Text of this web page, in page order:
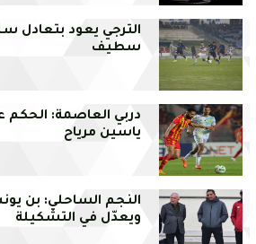
الترجي يعود بتعادل
سطيف
دربي العاصمة: الحكم
ياسين مرياح
النجم الساحلي: بن
ويعدّل في التشكيلة